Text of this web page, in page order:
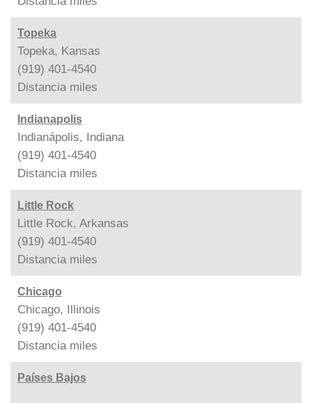
Topeka
Topeka, Kansas
(919) 401-4540
Distancia miles
Indianapolis
Indianápolis, Indiana
(919) 401-4540
Distancia miles
Little Rock
Little Rock, Arkansas
(919) 401-4540
Distancia miles
Chicago
Chicago, Illinois
(919) 401-4540
Distancia miles
Países Bajos